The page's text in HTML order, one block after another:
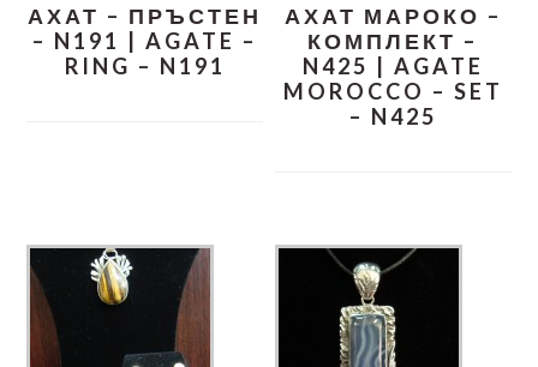
АХАТ – ПРЪСТЕН
– N191 | AGATE –
RING – N191
АХАТ МАРОКО –
КОМПЛЕКТ –
N425 | AGATE
MOROCCO – SET
– N425